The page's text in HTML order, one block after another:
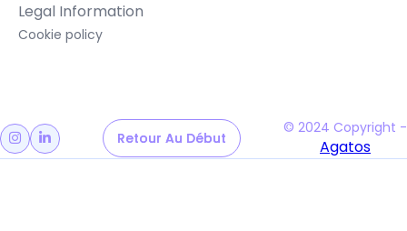
Legal Information
Cookie policy
© 2024 Copyright -
Agatos
  Retour Au Début
Retour Au Début